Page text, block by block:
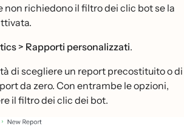
non richiedono il filtro dei clic bot se la
> Rapporti personalizzati.
di scegliere un report precostituito o di
da zero. Con entrambe le opzioni,
il filtro dei clic dei bot.